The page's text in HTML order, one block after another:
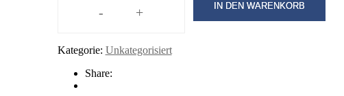
-
Geburtstagsparty-
Menge
+ IN DEN WARENKORB
Kategorie: Unkategorisiert
Share: